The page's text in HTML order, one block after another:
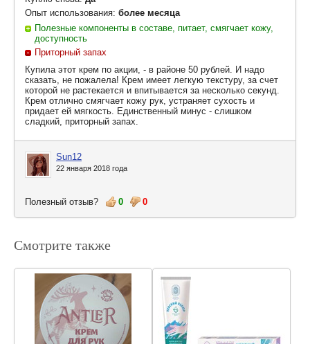
Опыт использования: более месяца
Полезные компоненты в составе, питает, смягчает кожу,
доступность
Приторный запах
Купила этот крем по акции, - в районе 50 рублей. И надо
сказать, не пожалела! Крем имеет легкую текстуру, за счет
которой не растекается и впитывается за несколько секунд.
Крем отлично смягчает кожу рук, устраняет сухость и
придает ей мягкость. Единственный минус - слишком
сладкий, приторный запах.
Sun12
22 января 2018 года
Полезный отзыв? 0 0
Смотрите также